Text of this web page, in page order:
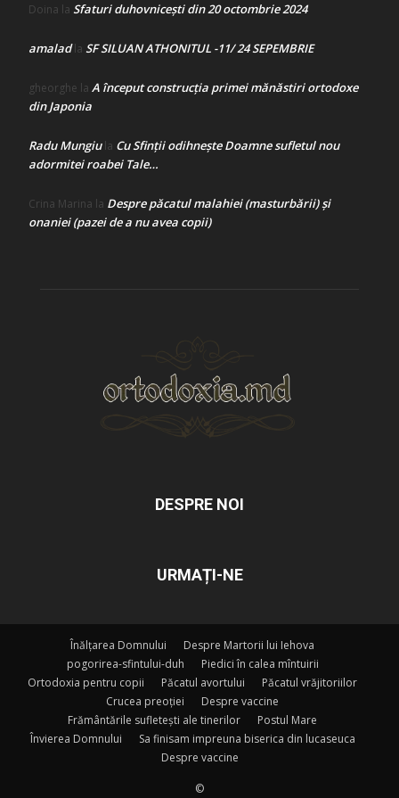
Doina la Sfaturi duhovnicești din 20 octombrie 2024
amaladla SF SILUAN ATHONITUL -11/ 24 SEPEMBRIE
gheorghe la A început construcţia primei mănăstiri ortodoxe
din Japonia
Radu Mungiula Cu Sfinții odihnește Doamne sufletul nou
adormitei roabei Tale…
Crina Marina la Despre păcatul malahiei (masturbării) şi
onaniei (pazei de a nu avea copii)
DESPRE NOI
URMAȚI-NE
Înălțarea Domnului
Despre Martorii lui Iehova
pogorirea-sfintului-duh
Piedici în calea mîntuirii
Ortodoxia pentru copii
Păcatul avortului
Păcatul vrăjitoriilor
Crucea preoției
Despre vaccine
Frământările sufletești ale tinerilor
Postul Mare
Învierea Domnului
Sa finisam impreuna biserica din lucaseuca
Despre vaccine
©